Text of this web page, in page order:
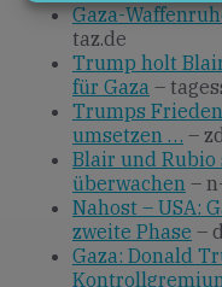
Gaza-
taz.de
Trump holt
für Gaza –
Trumps
umsetzen … –
Blair und Rubio
überwachen –
Nahost – USA:
zweite Phase –
Gaza: Donald